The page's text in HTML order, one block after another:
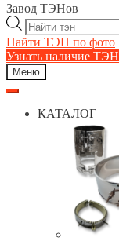
Завод ТЭНов
Поиск
товаров
Найти ТЭН по фото
Узнать наличие
Меню
КАТАЛОГ